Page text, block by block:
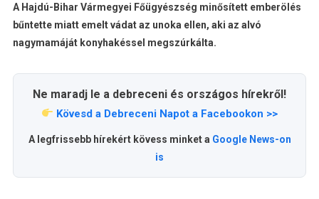
A Hajdú-Bihar Vármegyei Főügyészség minősített emberölés
bűntette miatt emelt vádat az unoka ellen, aki az alvó
nagymamáját konyhakéssel megszúrkálta.
Ne maradj le a debreceni és országos hírekről!
Kövesd a Debreceni Napot a Facebookon >>
A legfrissebb hírekért kövess minket a Google News-on
is